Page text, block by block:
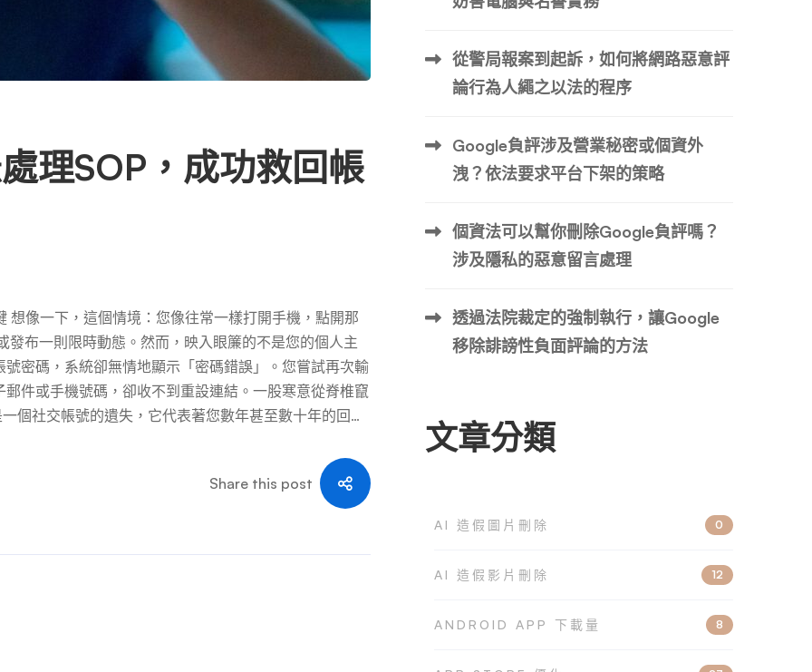
理SOP，成功救回帳
想像一下，這個情境：您像往常一樣打開手機，點開那
布一則限時動態。然而，映入眼簾的不是您的個人主
密碼，系統卻無情地顯示「密碼錯誤」。您嘗試再次輸
件或手機號碼，卻收不到重設連結。一股寒意從脊椎竄
社交帳號的遺失，它代表著您數年甚至數十年的回憶
不是慌亂的時候。您的每一步反應都至關重要。這份緊
您一步步奪回帳號的控制權。 核心心法：速度是第一
盡快更改您的綁定資訊，讓您無法透過正常管道找回
Share this post
從警局報案到起訴，如何將網路惡意評
論行為人繩之以法的程序
Google負評涉及營業秘密或個資外
洩？依法要求平台下架的策略
個資法可以幫你刪除Google負評嗎？
涉及隱私的惡意留言處理
透過法院裁定的強制執行，讓Google
移除誹謗性負面評論的方法
文章分類
AI 造假圖片刪除 0
AI 造假影片刪除 12
ANDROID APP 下載量 8